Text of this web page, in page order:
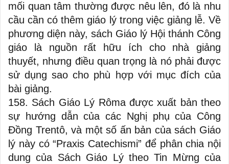
mối quan tâm thường được nêu lên, đó là nhu
cầu cần có thêm giáo lý trong việc giảng lễ. Về
phương diện này, sách Giáo lý Hội thánh Công
giáo là nguồn rất hữu ích cho nhà giảng
thuyết, nhưng điều quan trọng là nó phải được
sử dụng sao cho phù hợp với mục đích của
bài giảng.
158. Sách Giáo Lý Rôma được xuất bản theo
sự hướng dẫn của các Nghị phụ của Công
Đồng Trentô, và một số ấn bản của sách Giáo
lý này có “Praxis Catechismi” để phân chia nội
dung của Sách Giáo Lý theo Tin Mừng của